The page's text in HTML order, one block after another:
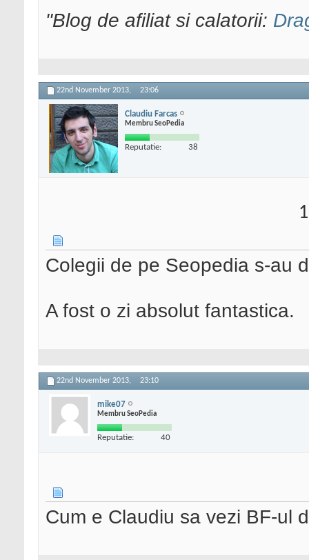
"Blog de afiliat si calatorii:
22nd November 2013, 23:06
Claudiu Farcas
Membru SeoPedia
Reputatie: 38
Colegii de pe Seopedia s-au
A fost o zi absolut fantastica.
22nd November 2013, 23:10
mike07
Membru SeoPedia
Reputatie: 40
Cum e Claudiu sa vezi BF-ul